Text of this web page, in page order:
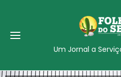
Um Jornal a